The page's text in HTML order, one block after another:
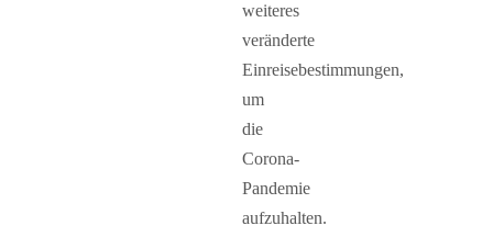
weiteres
veränderte
Einreisebestimmungen,
um
die
Corona-
Pandemie
aufzuhalten.